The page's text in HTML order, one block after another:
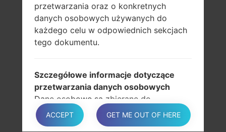
SamsungGalaxy J2 CoreSM-J260F
SamsungGalaxy J2 CoreSM-J260FU
SamsungGalaxy J2 CoreSM-J260G
SamsungGalaxy J2 CoreSM-J260GU
PODPISAĆ SIĘ
przetwarzania oraz o konkretnych
danych osobowych używanych do
każdego celu w odpowiednich sekcjach
tego dokumentu.
Szczegółowe informacje dotyczące
przetwarzania danych osobowych
Dane osobowe są zbierane do
następujących celów i przy użyciu
następujących usług:
ACCEPT GET ME OUT OF HERE